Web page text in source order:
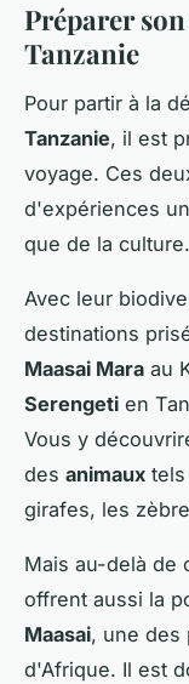
Préparer
Tanzanie
Pour partir à la
Tanzanie, il est
voyage. Ces
d'expériences
que de la culture.
Avec leur
destinations
Maasai Mara au
Serengeti en
Vous y
des animaux
girafes, les
Mais au-delà de
offrent aussi la
Maasai, une des
d'Afrique. Il est